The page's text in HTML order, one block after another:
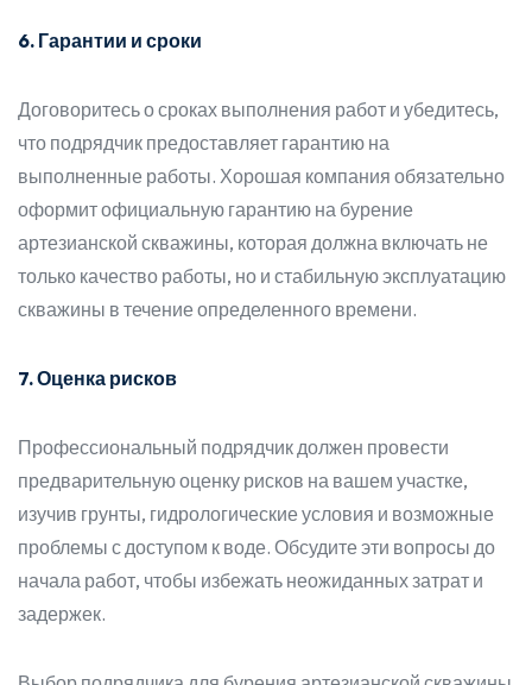
6. Гарантии и сроки
Договоритесь о сроках выполнения работ и убедитесь,
что подрядчик предоставляет гарантию на
выполненные работы. Хорошая компания обязательно
оформит официальную гарантию на бурение
артезианской скважины, которая должна включать не
только качество работы, но и стабильную эксплуатацию
скважины в течение определенного времени.
7. Оценка рисков
Профессиональный подрядчик должен провести
предварительную оценку рисков на вашем участке,
изучив грунты, гидрологические условия и возможные
проблемы с доступом к воде. Обсудите эти вопросы до
начала работ, чтобы избежать неожиданных затрат и
задержек.